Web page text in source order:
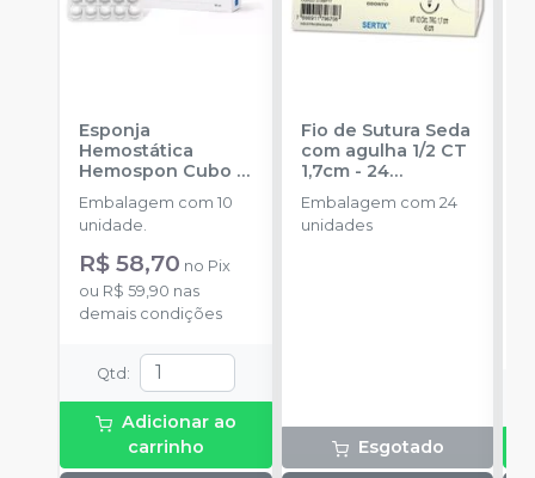
Esponja
Hemostática
Hemospon Cubo -
10 unidades
MAQUIRA
Embalagem com 10
unidade.
R$ 58,70 no Pix
ou R$ 59,90 nas
demais condições
Qtd :
Adicionar ao
carrinho
Fio de Sutura Seda
com agulha 1/2 CT
1,7cm - 24
unidades
SHALON
Embalagem com 24
unidades
Esgotado